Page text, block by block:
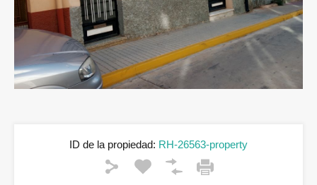
Previous Next
ID de la propiedad: RH-26563-property